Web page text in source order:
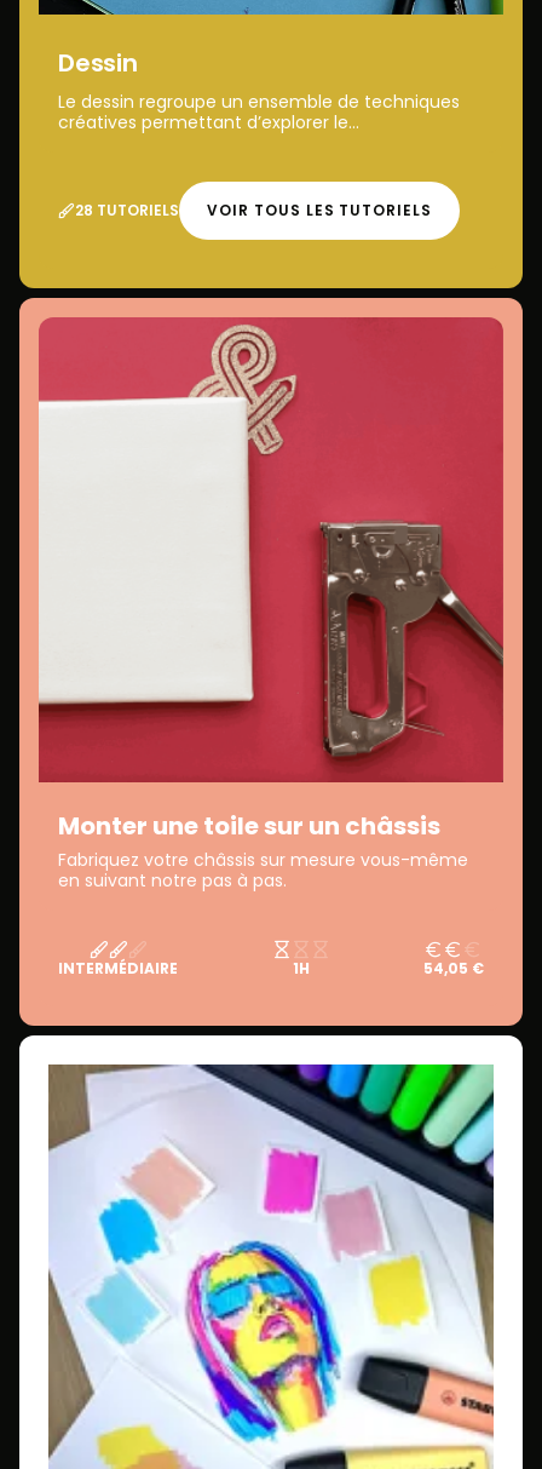
Dessin
Le dessin regroupe un ensemble de techniques
créatives permettant d’explorer le...
28 TUTORIELS VOIR TOUS LES TUTORIELS
Monter une toile sur un châssis
Fabriquez votre châssis sur mesure vous-même
en suivant notre pas à pas.
INTERMÉDIAIRE 1H 54,05 €